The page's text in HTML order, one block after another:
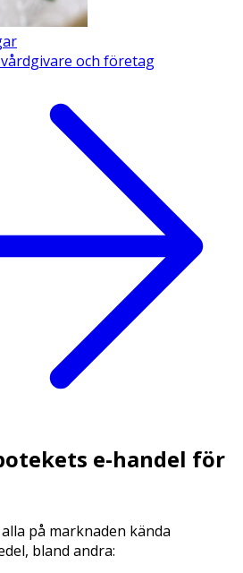
och företag
e-handel för
på marknaden kända
bland andra: